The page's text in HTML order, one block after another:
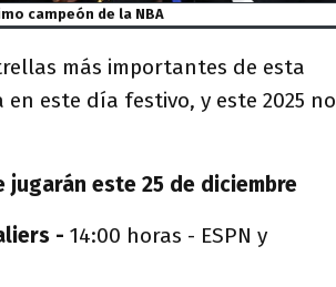
campeón de la NBA
más importantes de esta
este día festivo, y este 2025 no
este 25 de diciembre
- 14:00 horas - ESPN y